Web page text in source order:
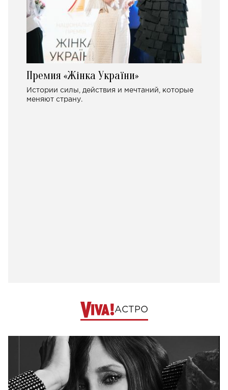
Премия «Жінка України»
Истории силы, действия и мечтаний, которые
меняют страну.
АСТРО